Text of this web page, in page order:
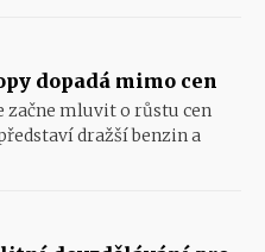
dopadá mimo cen
začne mluvit o růstu cen
dražší benzin a